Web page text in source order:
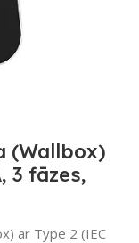
(Wallbox)
3 fāzes,
ar Type 2 (IEC